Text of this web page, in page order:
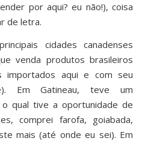
por aqui? eu não!), coisa
de letra.
cidades canadenses
venda produtos brasileiros
importados aqui e com seu
Em Gatineau, teve um
qual tive a oportunidade de
comprei farofa, goiabada,
mais (até onde eu sei). Em